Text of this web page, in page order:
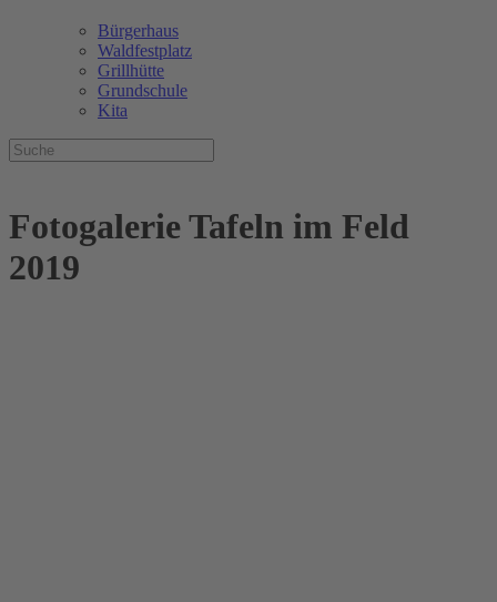
Bürgerhaus
Waldfestplatz
Grillhütte
Grundschule
Kita
Fotogalerie Tafeln im Feld
2019